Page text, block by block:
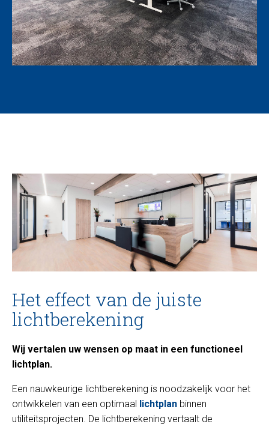
Het effect van de juiste
lichtberekening
Wij vertalen uw wensen op maat in een functioneel
lichtplan.
Een nauwkeurige lichtberekening is noodzakelijk voor het
ontwikkelen van een optimaal lichtplan binnen
utiliteitsprojecten. De lichtberekening vertaalt de